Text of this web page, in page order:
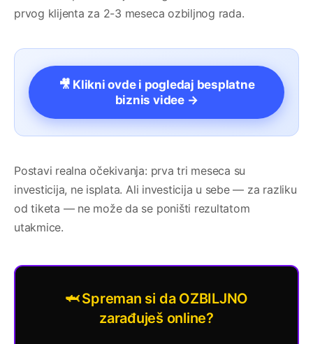
prvog klijenta za 2-3 meseca ozbiljnog rada.
🎥 Klikni ovde i pogledaj besplatne
biznis videe →
Postavi realna očekivanja: prva tri meseca su
investicija, ne isplata. Ali investicija u sebe — za razliku
od tiketa — ne može da se poništi rezultatom
utakmice.
🦈 Spreman si da OZBILJNO
zarađuješ online?